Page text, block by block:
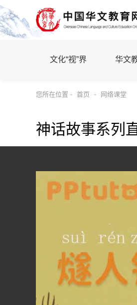
文化“视”界 华文
您所在位置 - 首页 - 网络课堂
神话故事系列